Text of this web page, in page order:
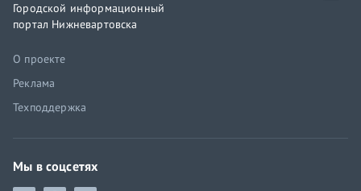
Городской информационный
портал Нижневартовска
О проекте
Реклама
Техподдержка
Мы в соцсетях